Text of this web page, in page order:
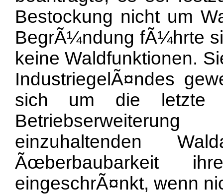
Bestockung nicht um
BegrÃ¼ndung fÃ¼hrte
keine Waldfunktionen.
IndustriegelÃ¤ndes
sich um die letzte
einzuhaltenden
Ãœberbaubarkeit
eingeschrÃ¤nkt, wenn